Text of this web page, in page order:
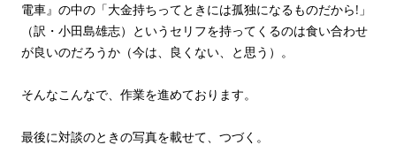
電車』の中の「大金持ちってときには孤独になるものだから!」
（訳・小田島雄志）というセリフを持ってくるのは食い合わせ
が良いのだろうか（今は、良くない、と思う）。
そんなこんなで、作業を進めております。
最後に対談のときの写真を載せて、つづく。